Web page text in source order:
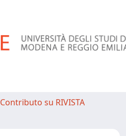
Contributo su RIVISTA